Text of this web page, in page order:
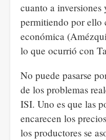
cuanto a
permitiendo por ello
económica
lo que ocurrió con
No puede pasarse
de los problemas
ISI. Uno es que las
encarecen los
los productores se